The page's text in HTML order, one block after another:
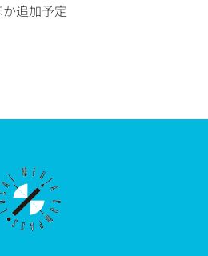
か追加予定